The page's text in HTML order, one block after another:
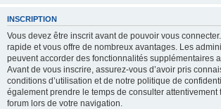
INSCRIPTION
Vous devez être inscrit avant de pouvoir vous
rapide et vous offre de nombreux avantages. Les
peuvent accorder des fonctionnalités supplémentaires
Avant de vous inscrire, assurez-vous d’avoir pris
conditions d’utilisation et de notre politique de
également prendre le temps de consulter attentivement
forum lors de votre navigation.